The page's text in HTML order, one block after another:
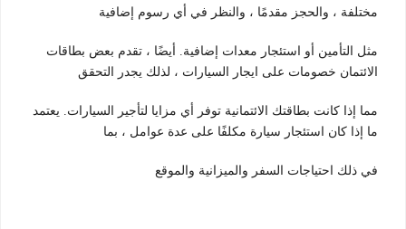
مختلفة ، والحجز مقدمًا ، والنظر في أي رسوم إضافية
مثل التأمين أو استئجار معدات إضافية. أيضًا ، تقدم بعض بطاقات
الائتمان خصومات على ايجار السيارات ، لذلك يجدر التحقق
مما إذا كانت بطاقتك الائتمانية توفر أي مزايا لتأجير السيارات. يعتمد
ما إذا كان استئجار سيارة مكلفًا على عدة عوامل ، بما
في ذلك احتياجات السفر والميزانية والموقع